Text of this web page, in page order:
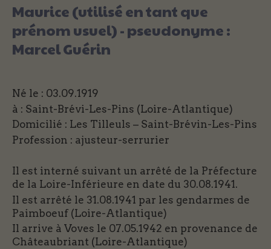
Maurice (utilisé en tant que
prénom usuel) - pseudonyme :
Marcel Guérin
Né le : 03.09.1919
à : Saint-Brévi-Les-Pins (Loire-Atlantique)
Domicilié : Les Tilleuls – Saint-Brévin-Les-Pins
Profession : ajusteur-serrurier
Il est interné suivant un arrêté de la Préfecture
de la Loire-Inférieure en date du 30.08.1941.
Il est arrêté le 31.08.1941 par les gendarmes de
Paimboeuf (Loire-Atlantique)
Il arrive à Voves le 07.05.1942 en provenance de
Châteaubriant (Loire-Atlantique)